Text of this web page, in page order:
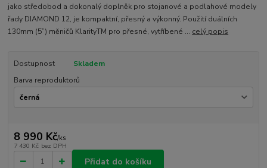
jako středobod a dokonalý doplněk pro stojanové a podlahové modely
řady DIAMOND 12, je kompaktní, přesný a výkonný. Použití duálních
130mm (5”) měničů KlarityTM pro přesné, vytříbené ... celý popis
Dostupnost
Skladem
Barva reproduktorů
8 990 Kč/ks
7 430 Kč bez DPH
Přidat do košíku